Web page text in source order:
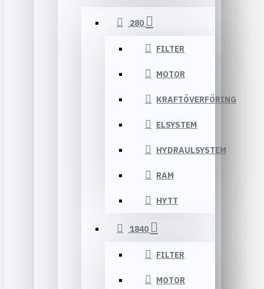
280
FILTER
MOTOR
KRAFTÖVERFÖRING
ELSYSTEM
HYDRAULSYSTEM
RAM
HYTT
1840
FILTER
MOTOR